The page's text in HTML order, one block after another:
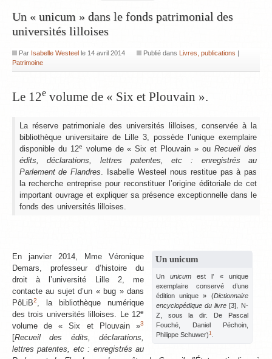
Un « unicum » dans le fonds patrimonial des
universités lilloises
Par Isabelle Westeel le 14 avril 2014 Publié dans Livres, publications
Patrimoine
Le 12evolume de « Six et Plouvain ».
La réserve patrimoniale des universités lilloises, conservée à la
bibliothèque universitaire de Lille 3, possède l’unique exemplaire
disponible du 12e volume de « Six et Plouvain » ouRecueil des
édits, déclarations, lettres patentes, etc : enregistrés au
Parlement de Flandres . Isabelle Westeel nous restitue pas à pas
la recherche entreprise pour reconstituer l’origine éditoriale de cet
important ouvrage et expliquer sa présence exceptionnelle dans le
fonds des universités lilloises.
Un unicum
Ununicum est l’ « unique
exemplaire conservé d’une
édition unique » (Dictionnaire
encyclopédique du livre [3], N-
Z, sous la dir. De Pascal
Fouché, Daniel Péchoin,
Philippe Schuwer)1
En janvier 2014, Mme Véronique
Demars, professeur d’histoire du
droit à l’université Lille 2, me
contacte au sujet d’un « bug » dans
PôLiB2, la bibliothèque numérique
des trois universités lilloises. Le 12e
volume de « Six et Plouvain »3
[Recueil des édits, déclarations,
lettres patentes, etc : enregistrés au